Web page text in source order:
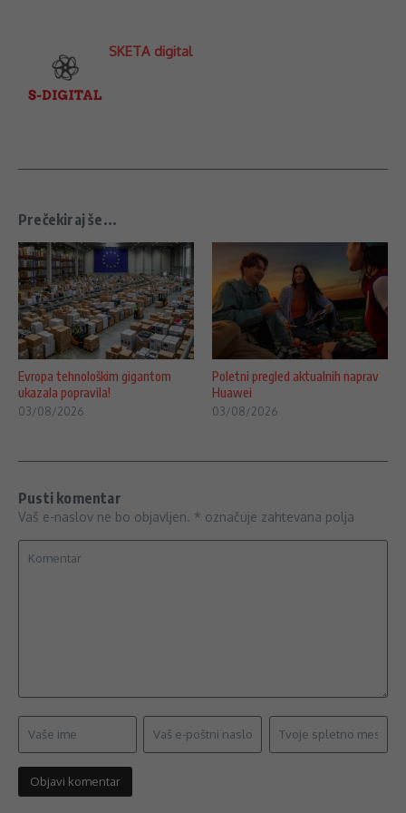
SKETA digital
Prečekiraj še...
Evropa tehnološkim gigantom
ukazala popravila!
03/08/2026
Poletni pregled aktualnih naprav
Huawei
03/08/2026
Pusti komentar
Vaš e-naslov ne bo objavljen. * označuje zahtevana polja